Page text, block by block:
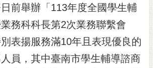
前舉辦「113年度全國學生輔
務科科長第2次業務聯繫會
表揚服務滿10年且表現優良的
員，其中臺南市學生輔導諮商